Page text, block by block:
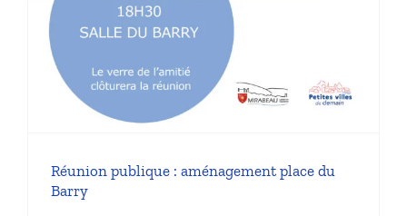
Réunion publique : aménagement place du
Barry